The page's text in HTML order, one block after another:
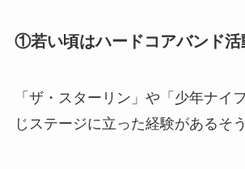
①若い頃はハードコアバンド活
「ザ・スターリン」や「少年ナイ
じステージに立った経験があるそう